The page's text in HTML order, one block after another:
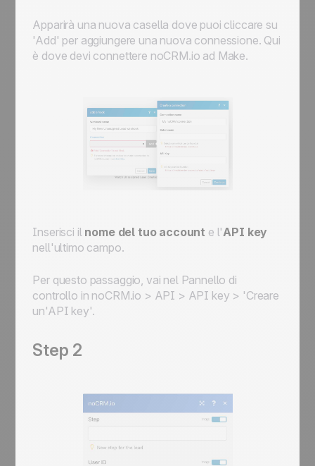
Apparirà una nuova casella dove puoi cliccare su
'Add' per aggiungere una nuova connessione. Qui
è dove devi connettere noCRM.io ad Make.
Inserisci il nome del tuo account e l'API key
nell'ultimo campo.
Per questo passaggio, vai nel Pannello di
controllo in noCRM.io > API > API key > 'Creare
un'API key'.
Step 2